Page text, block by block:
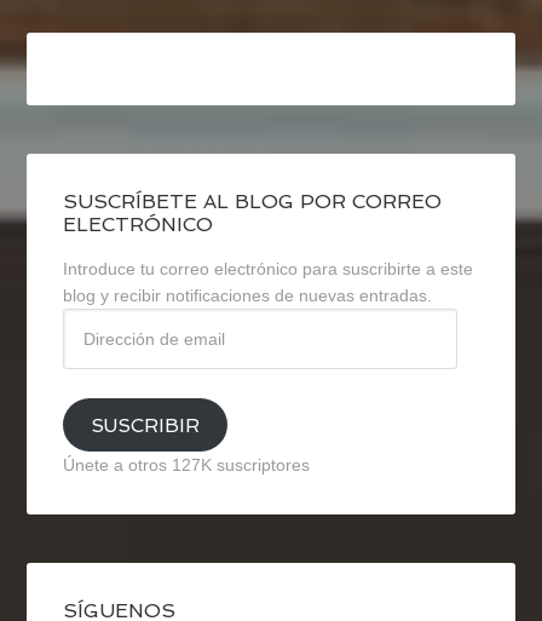
SUSCRÍBETE AL BLOG POR CORREO
ELECTRÓNICO
Introduce tu correo electrónico para suscribirte a este
blog y recibir notificaciones de nuevas entradas.
email
SUSCRIBIR
Únete a otros 127K suscriptores
SÍGUENOS